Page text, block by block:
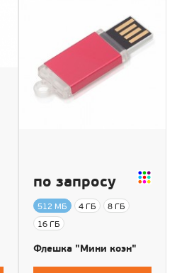
по запросу
512 МБ 4 ГБ
8 ГБ
16 ГБ
Флешка "Мини коэн"